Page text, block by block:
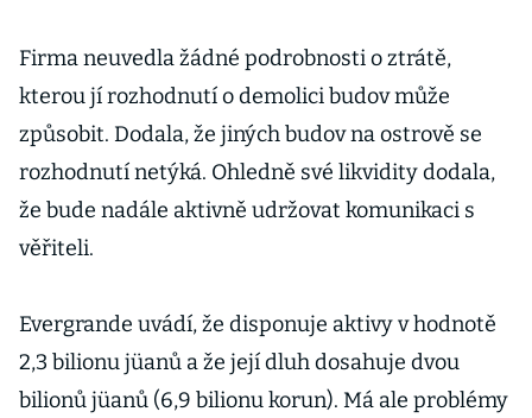
Firma neuvedla žádné podrobnosti o ztrátě,
kterou jí rozhodnutí o demolici budov může
způsobit. Dodala, že jiných budov na ostrově se
rozhodnutí netýká. Ohledně své likvidity dodala,
že bude nadále aktivně udržovat komunikaci s
věřiteli.
Evergrande uvádí, že disponuje aktivy v hodnotě
2,3 bilionu jüanů a že její dluh dosahuje dvou
bilionů jüanů (6,9 bilionu korun). Má ale problémy